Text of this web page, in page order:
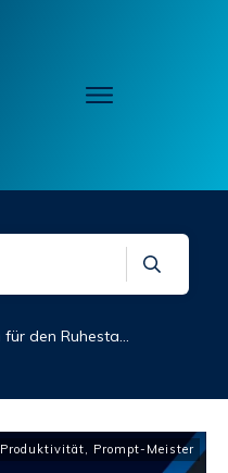
Tag: Planen für den Ruhestand
Produktivität, Prompt-Meister